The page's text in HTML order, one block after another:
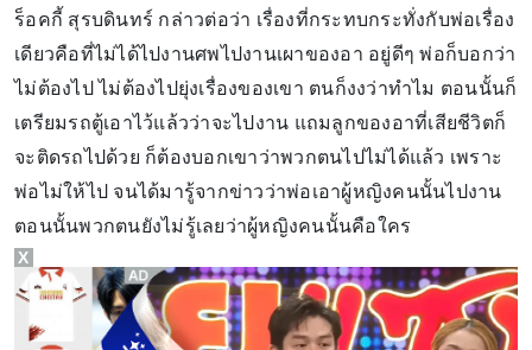
ร็อคกี้ สุรบดินทร์ กล่าวต่อว่า เรื่องที่กระทบกระทั่งกับพ่อเรื่อง
เดียวคือที่ไม่ได้ไปงานศพไปงานเผาของอา อยู่ดีๆ พ่อก็บอกว่า
ไม่ต้องไป ไม่ต้องไปยุ่งเรื่องของเขา ตนก็งงว่าทำไม ตอนนั้นก็
เตรียมรถตู้เอาไว้แล้วว่าจะไปงาน แถมลูกของอาที่เสียชีวิตก็
จะติดรถไปด้วย ก็ต้องบอกเขาว่าพวกตนไปไม่ได้แล้ว เพราะ
พ่อไม่ให้ไป จนได้มารู้จากข่าวว่าพ่อเอาผู้หญิงคนนั้นไปงาน
ตอนนั้นพวกตนยังไม่รู้เลยว่าผู้หญิงคนนั้นคือใคร
X